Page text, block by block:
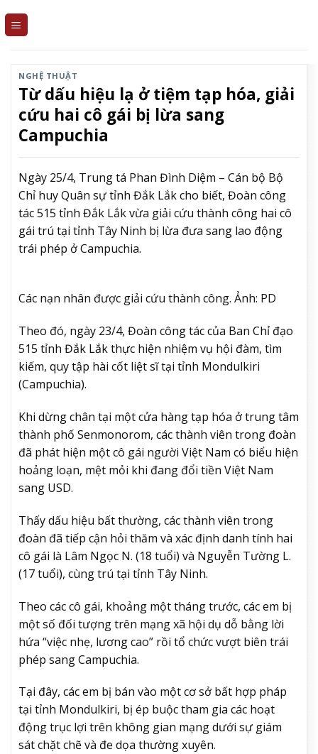
NGHỆ THUẬT
Từ dấu hiệu lạ ở tiệm tạp hóa, giải
cứu hai cô gái bị lừa sang
Campuchia
Ngày 25/4, Trung tá Phan Đình Diệm – Cán bộ Bộ
Chỉ huy Quân sự tỉnh Đắk Lắk cho biết, Đoàn công
tác 515 tỉnh Đắk Lắk vừa giải cứu thành công hai cô
gái trú tại tỉnh Tây Ninh bị lừa đưa sang lao động
trái phép ở Campuchia.
Các nạn nhân được giải cứu thành công. Ảnh: PD
Theo đó, ngày 23/4, Đoàn công tác của Ban Chỉ đạo
515 tỉnh Đắk Lắk thực hiện nhiệm vụ hội đàm, tìm
kiếm, quy tập hài cốt liệt sĩ tại tỉnh Mondulkiri
(Campuchia).
Khi dừng chân tại một cửa hàng tạp hóa ở trung tâm
thành phố Senmonorom, các thành viên trong đoàn
đã phát hiện một cô gái người Việt Nam có biểu hiện
hoảng loạn, mệt mỏi khi đang đổi tiền Việt Nam
sang USD.
Thấy dấu hiệu bất thường, các thành viên trong
đoàn đã tiếp cận hỏi thăm và xác định danh tính hai
cô gái là Lâm Ngọc N. (18 tuổi) và Nguyễn Tường L.
(17 tuổi), cùng trú tại tỉnh Tây Ninh.
Theo các cô gái, khoảng một tháng trước, các em bị
một số đối tượng trên mạng xã hội dụ dỗ bằng lời
hứa “việc nhẹ, lương cao” rồi tổ chức vượt biên trái
phép sang Campuchia.
Tại đây, các em bị bán vào một cơ sở bất hợp pháp
tại tỉnh Mondulkiri, bị ép buộc tham gia các hoạt
động trục lợi trên không gian mạng dưới sự giám
sát chặt chẽ và đe dọa thường xuyên.